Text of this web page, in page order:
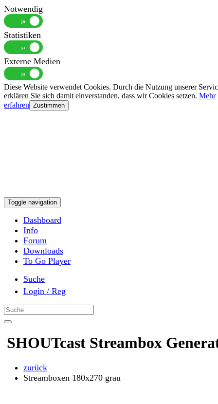
Notwendig
Statistiken
Externe Medien
Diese Website verwendet Cookies. Durch die Nutzung unserer
erklären Sie sich damit einverstanden, dass wir Cookies setzen. Mehr
erfahren Zustimmen
Toggle navigation
Dashboard
Info
Forum
Downloads
To Go Player
Suche
Login / Reg
SHOUTcast Streambox
zurück
Streamboxen 180x270 grau